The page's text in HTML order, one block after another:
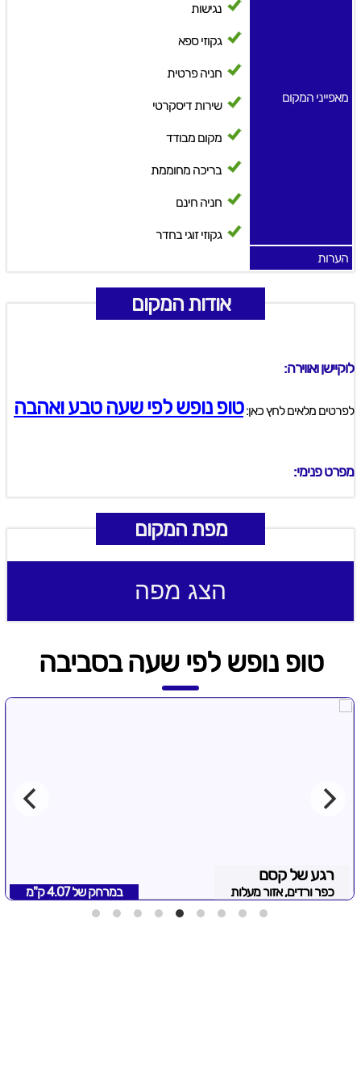
מאפייני המקום
נגישות
גקוזי ספא
חניה פרטית
שירות דיסקרטי
מקום מבודד
בריכה מחוממת
חניה חינם
גקוזי זוגי בחדר
הערות
אודות המקום
לוקיישן ואווירה:
לפרטים מלאים לחץ כאן:טופ נופש לפי שעה טבע ואהבה
מפרט פנימי:
מפת המקום
הצג מפה
טופ נופש לפי שעה בסביבה
רגע של קסם
כפר ורדים, אזור מעלות במרחק של4.07 ק"מ